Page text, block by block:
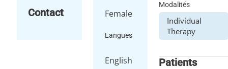
Contact Female
Langues
English
Modalités
Individual
Therapy
Patients